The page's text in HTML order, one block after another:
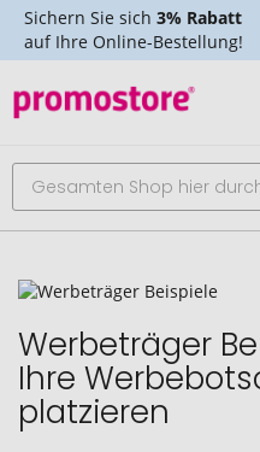
Sichern Sie sich 3% Rabatt
auf Ihre Online-Bestellung!
Werbeträger
Ihre
platzieren